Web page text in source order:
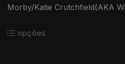
Morby/Katie Crutchfield(AKA
opções